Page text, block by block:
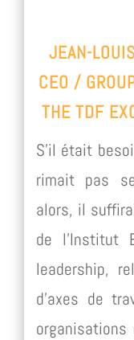
JEAN-
CEO /
THE TDF
S’il était
rimait pas
alors, il
de l’Institut
leadership,
d’axes de